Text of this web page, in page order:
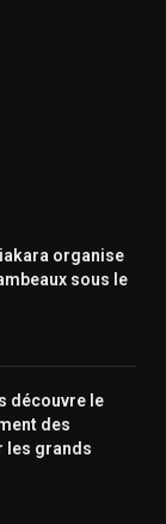
organise
sous le
découvre le
des
les grands